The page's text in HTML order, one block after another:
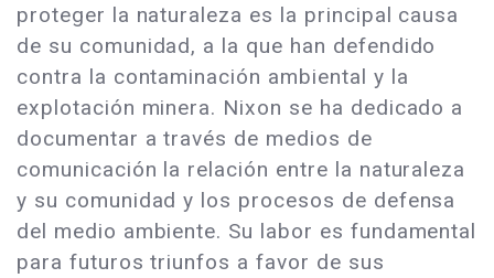
proteger la naturaleza es la principal causa
de su comunidad, a la que han defendido
contra la contaminación ambiental y la
explotación minera. Nixon se ha dedicado a
documentar a través de medios de
comunicación la relación entre la naturaleza
y su comunidad y los procesos de defensa
del medio ambiente. Su labor es fundamental
para futuros triunfos a favor de sus